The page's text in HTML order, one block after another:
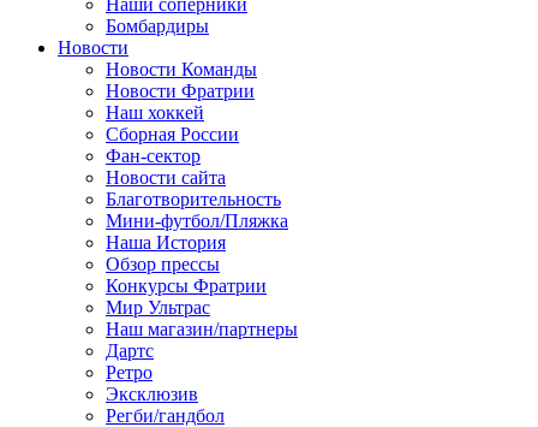
Наши соперники
Бомбардиры
Новости
Новости Команды
Новости Фратрии
Наш хоккей
Сборная России
Фан-cектор
Новости сайта
Благотворительность
Мини-футбол/Пляжка
Наша История
Обзор прессы
Конкурсы Фратрии
Мир Ультрас
Наш магазин/партнеры
Дартс
Ретро
Эксклюзив
Регби/гандбол